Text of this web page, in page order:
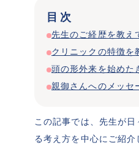
目次
先生のご経歴を教え
クリニックの特徴を
頭の形外来を始めた
親御さんへのメッセ
この記事では、先生が
る考え方を中心にご紹介